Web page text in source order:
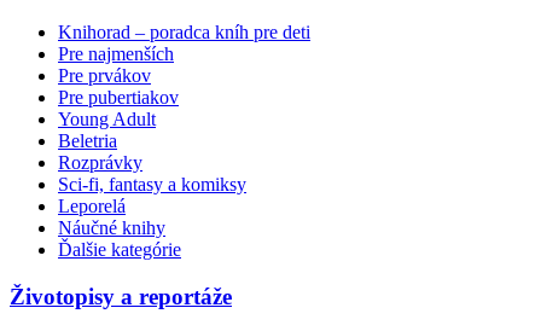
Knihorad – poradca kníh pre deti
Pre najmenších
Pre prvákov
Pre pubertiakov
Young Adult
Beletria
Rozprávky
Sci-fi, fantasy a komiksy
Leporelá
Náučné knihy
Ďalšie kategórie
Životopisy a reportáže